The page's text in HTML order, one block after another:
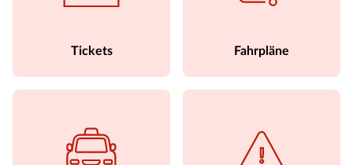
Tickets Fahrpläne